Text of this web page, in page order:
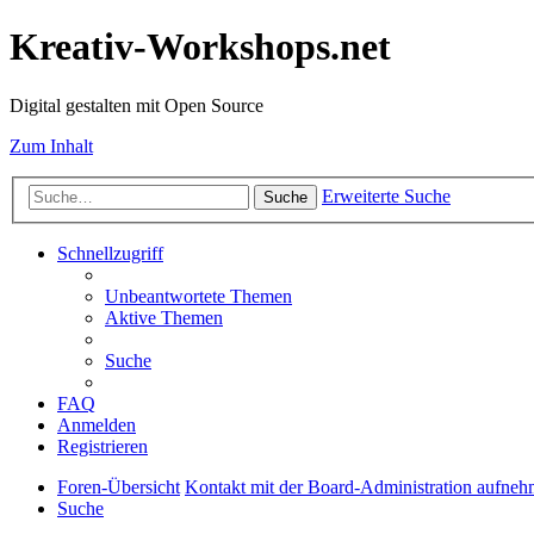
Kreativ-Workshops.net
Digital gestalten mit Open Source
Zum Inhalt
Suche Erweiterte Suche
Schnellzugriff
Unbeantwortete Themen
Aktive Themen
Suche
FAQ
Anmelden
Registrieren
Foren-Übersicht Kontakt mit der Board-Administration
Suche